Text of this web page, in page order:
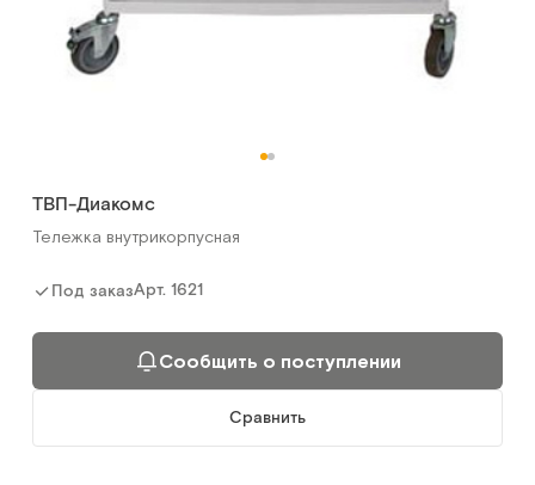
ТВП-Диакомс
Тележка внутрикорпусная
Под заказАрт. 1621
Сообщить о поступлении
Сравнить